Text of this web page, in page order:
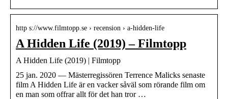
http s://www.filmtopp.se › recension › a-hidden-life
A Hidden Life (2019) – Filmtopp
A Hidden Life (2019) | Filmtopp
25 jan. 2020 — Mästerregissören Terrence Malicks senaste
film A Hidden Life är en vacker såväl som rörande film om
en man som offrar allt för det han tror …